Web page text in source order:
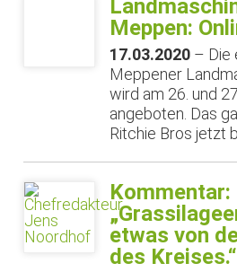
Meppen:
17.03.2020 – Die
Meppener
wird am 26. und
angeboten. Das
Ritchie Bros jetzt
Kommentar:
etwas von
des Kreises.“